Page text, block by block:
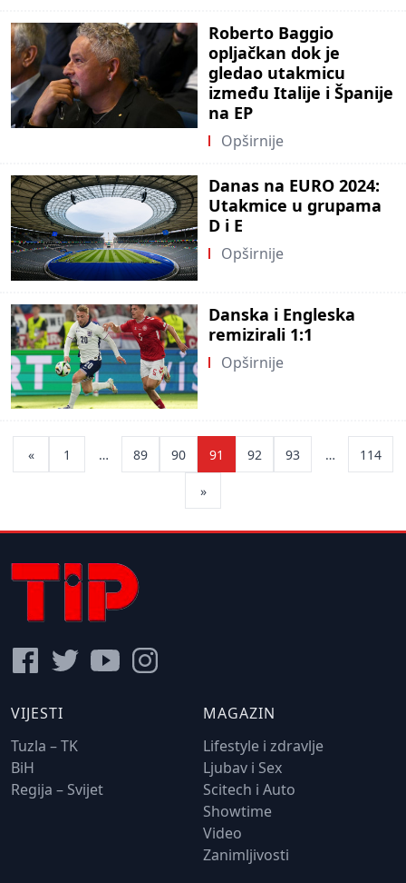
Roberto Baggio
opljačkan dok je
gledao utakmicu
između Italije i Španije
na EP
Opširnije
Danas na EURO 2024:
Utakmice u grupama
D i E
Opširnije
Danska i Engleska
remizirali 1:1
Opširnije
pagination
« 1 … 89 90 91 92 93 … 114
»
VIJESTI
Tuzla – TK
BiH
Regija – Svijet
MAGAZIN
Lifestyle i zdravlje
Ljubav i Sex
Scitech i Auto
Showtime
Video
Zanimljivosti